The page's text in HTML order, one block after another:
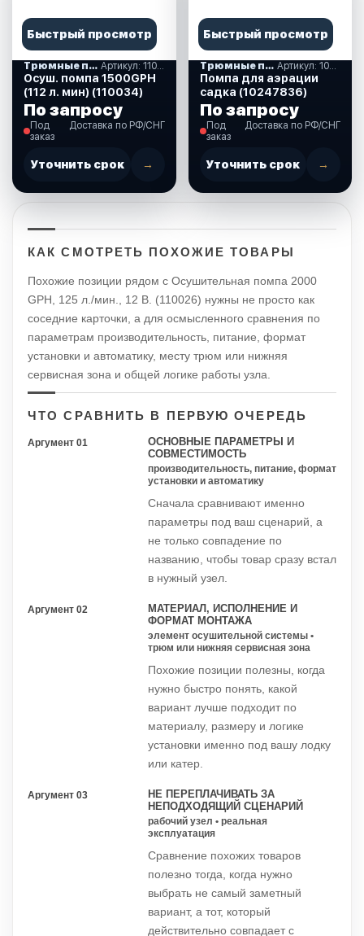
Быстрый просмотр
Трюмные помпы Артикул: 110034
Осуш. помпа 1500GPH
(112 л. мин) (110034)
По запросу
Под
заказ
Доставка по РФ/СНГ
Уточнить срок →
Быстрый просмотр
Трюмные помпы Артикул: 10247836
Помпа для аэрации
садка (10247836)
По запросу
Под
заказ
Доставка по РФ/СНГ
Уточнить срок →
КАК СМОТРЕТЬ ПОХОЖИЕ ТОВАРЫ
Похожие позиции рядом с Осушительная помпа 2000
GPH, 125 л./мин., 12 В. (110026) нужны не просто как
соседние карточки, а для осмысленного сравнения по
параметрам производительность, питание, формат
установки и автоматику, месту трюм или нижняя
сервисная зона и общей логике работы узла.
ЧТО СРАВНИТЬ В ПЕРВУЮ ОЧЕРЕДЬ
Аргумент 01
ОСНОВНЫЕ ПАРАМЕТРЫ И
СОВМЕСТИМОСТЬ
производительность, питание, формат
установки и автоматику
Сначала сравнивают именно
параметры под ваш сценарий, а
не только совпадение по
названию, чтобы товар сразу встал
в нужный узел.
Аргумент 02
МАТЕРИАЛ, ИСПОЛНЕНИЕ И
ФОРМАТ МОНТАЖА
элемент осушительной системы •
трюм или нижняя сервисная зона
Похожие позиции полезны, когда
нужно быстро понять, какой
вариант лучше подходит по
материалу, размеру и логике
установки именно под вашу лодку
или катер.
Аргумент 03
НЕ ПЕРЕПЛАЧИВАТЬ ЗА
НЕПОДХОДЯЩИЙ СЦЕНАРИЙ
рабочий узел • реальная
эксплуатация
Сравнение похожих товаров
полезно тогда, когда нужно
выбрать не самый заметный
вариант, а тот, который
действительно совпадает с